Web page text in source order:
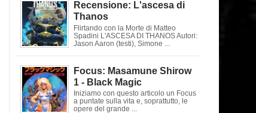
Recensione: L'ascesa di
Thanos
Flirtando con la Morte di Matteo
Spadini L'ASCESA DI THANOS Autori:
Jason Aaron (testi), Simone ...
Focus: Masamune Shirow
1 - Black Magic
Iniziamo con questo articolo un Focus
a puntate sulla vita e, soprattutto, le
opere del grande ...